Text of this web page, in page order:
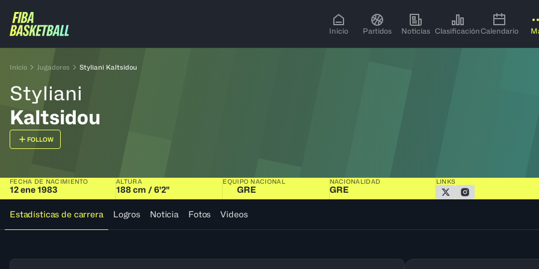
Inicio Partidos Noticias ClasificaciónCalendario
Inicio Jugadores Styliani Kaltsidou
Styliani
Kaltsidou
FOLLOW
FECHA DE NACIMIENTO
12 ene 1983
ALTURA
188 cm / 6'2"
EQUIPO NACIONAL
GRE
NACIONALIDAD
GRE
LINKS
Estadísticas de carrera Logros Noticia Fotos Videos